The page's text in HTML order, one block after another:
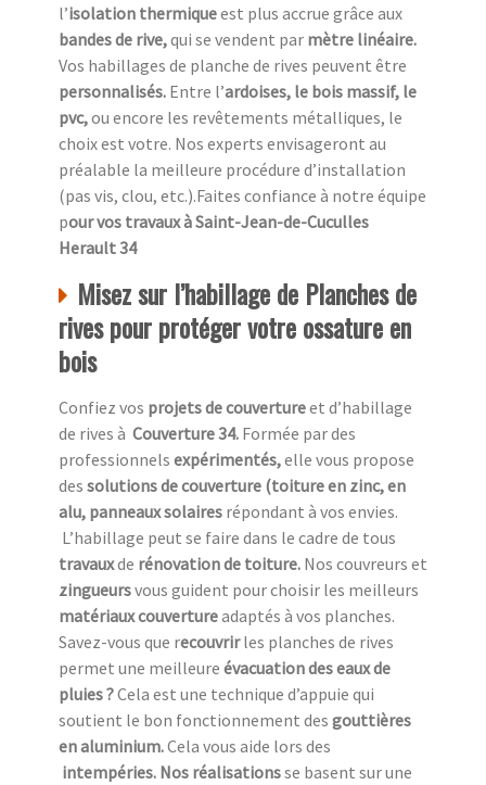
l’isolation thermiqueest plus accrue grâce aux
bandes de rive,qui se vendent par mètre linéaire.
Vos habillages de planche de rives peuvent être
personnalisés. Entre l’ardoises, le bois massif, le
pvc,ou encore les revêtements métalliques, le
choix est votre. Nos experts envisageront au
préalable la meilleure procédure d’installation
(pas vis, clou, etc.).Faites confiance à notre équipe
pour vos travaux à Saint-Jean-de-Cuculles
Herault 34
Misez sur l’habillage de Planches de
rives pour protéger votre ossature en
bois
Confiez vos projets de couvertureet d’habillage
de rives à Couverture 34. Formée par des
professionnels expérimentés,elle vous propose
des solutions de couverture (toiture en zinc, en
alu, panneaux solaires répondant à vos envies.
L’habillage peut se faire dans le cadre de tous
travauxde rénovation de toiture. Nos couvreurs et
zingueursvous guident pour choisir les meilleurs
matériaux couvertureadaptés à vos planches.
Savez-vous que recouvrirles planches de rives
permet une meilleure évacuation des eaux de
pluies ?Cela est une technique d’appuie qui
soutient le bon fonctionnement des gouttières
en aluminium.Cela vous aide lors des
intempéries. Nos réalisationsse basent sur une